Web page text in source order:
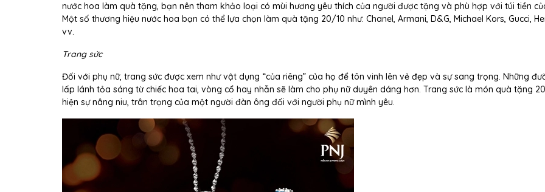
nước hoa làm quà tặng, bạn nên tham khảo loại có mùi hương yêu thích của người được tặng và phù hợp với túi tiền
Một số thương hiệu nước hoa bạn có thể lựa chọn làm quà tặng 20/10 như: Chanel, Armani, D&G, Michael Kors, Gucci,
vv.
Trang sức
Đối với phụ nữ, trang sức được xem như vật dụng “của riêng” của họ để tôn vinh lên vẻ đẹp và sự sang trọng. Những
lấp lánh tỏa sáng từ chiếc hoa tai, vòng cổ hay nhẫn sẽ làm cho phụ nữ duyên dáng hơn. Trang sức là món quà tặng
hiện sự nâng niu, trân trọng của một người đàn ông đối với người phụ nữ mình yêu.